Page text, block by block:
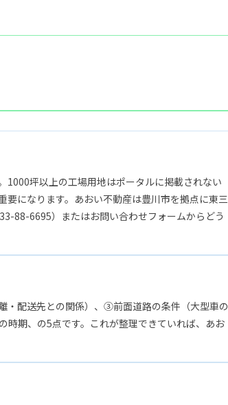
1000坪以上の工場用地はポータルに掲載されない
要になります。あおい不動産は豊川市を拠点に東三
88-6695）またはお問い合わせフォームからどう
配送先との関係）、③前面道路の条件（大型車の
期、の5点です。これが整理できていれば、あお